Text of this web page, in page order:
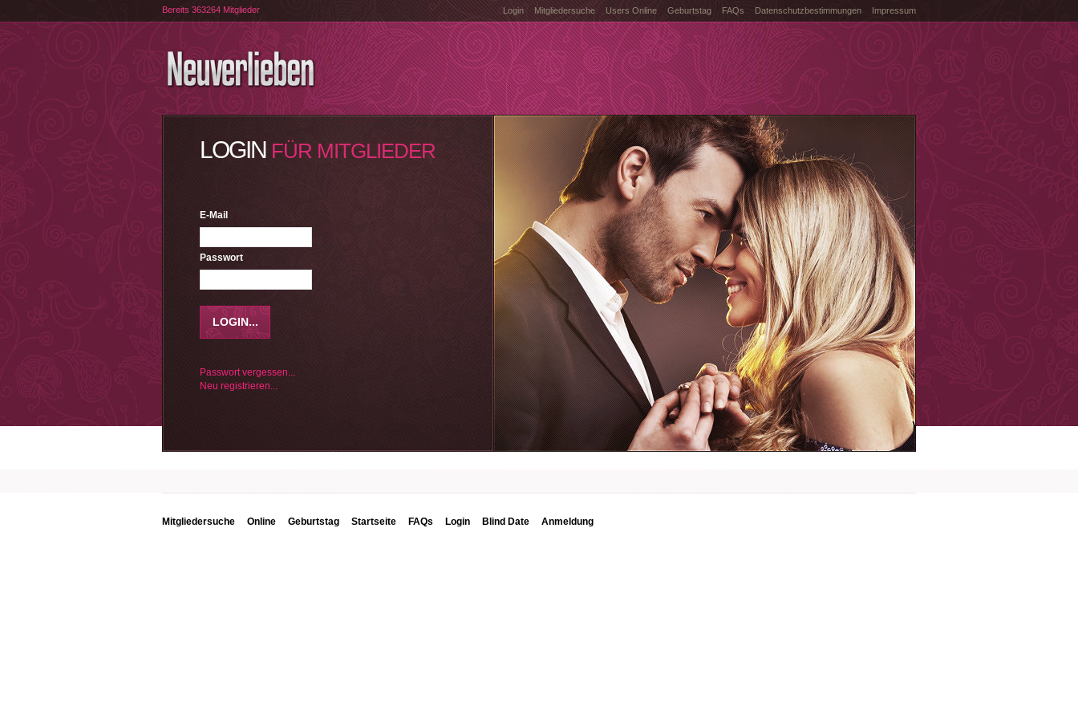
Login Mitgliedersuche Users Online Geburtstag FAQs Datenschutzbestimmungen Impressum
Bereits 363264 Mitglieder
LOGIN FÜR MITGLIEDER
E-Mail
Passwort
Passwort vergessen...
Neu registrieren...
Mitgliedersuche Online Geburtstag Startseite FAQs Login Blind Date Anmeldung